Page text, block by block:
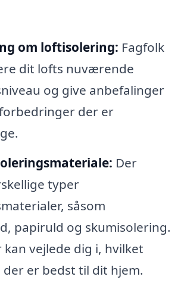
om loftisolering: Fagfolk
dit lofts nuværende
og give anbefalinger
der er
Der
typer
såsom
papiruld og skumisolering.
kan vejlede dig i, hvilket
er bedst til dit hjem.